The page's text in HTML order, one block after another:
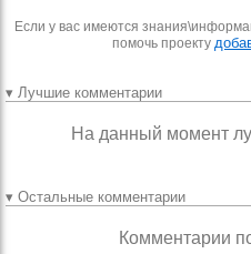
Если у вас имеются
помочь проекту
▾ Лучшие комментарии
На данный момент
▾ Остальные комментарии
Комментарии